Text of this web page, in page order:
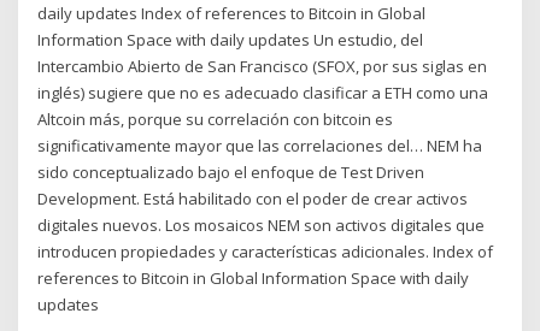
daily updates Index of references to Bitcoin in Global
Information Space with daily updates Un estudio, del
Intercambio Abierto de San Francisco (SFOX, por sus siglas en
inglés) sugiere que no es adecuado clasificar a ETH como una
Altcoin más, porque su correlación con bitcoin es
significativamente mayor que las correlaciones del… NEM ha
sido conceptualizado bajo el enfoque de Test Driven
Development. Está habilitado con el poder de crear activos
digitales nuevos. Los mosaicos NEM son activos digitales que
introducen propiedades y características adicionales. Index of
references to Bitcoin in Global Information Space with daily
updates